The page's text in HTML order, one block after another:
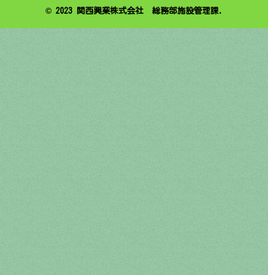
© 2023 関西興業株式会社 総務部施設管理課.